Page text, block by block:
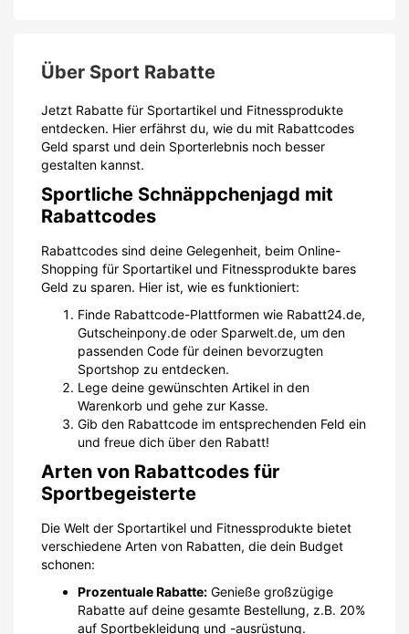
Über Sport Rabatte
Jetzt Rabatte für Sportartikel und Fitnessprodukte
entdecken. Hier erfährst du, wie du mit Rabattcodes
Geld sparst und dein Sporterlebnis noch besser
gestalten kannst.
Sportliche Schnäppchenjagd mit
Rabattcodes
Rabattcodes sind deine Gelegenheit, beim Online-
Shopping für Sportartikel und Fitnessprodukte bares
Geld zu sparen. Hier ist, wie es funktioniert:
Finde Rabattcode-Plattformen wie Rabatt24.de,
Gutscheinpony.de oder Sparwelt.de, um den
passenden Code für deinen bevorzugten
Sportshop zu entdecken.
Lege deine gewünschten Artikel in den
Warenkorb und gehe zur Kasse.
Gib den Rabattcode im entsprechenden Feld ein
und freue dich über den Rabatt!
Arten von Rabattcodes für
Sportbegeisterte
Die Welt der Sportartikel und Fitnessprodukte bietet
verschiedene Arten von Rabatten, die dein Budget
schonen:
Prozentuale Rabatte: Genieße großzügige
Rabatte auf deine gesamte Bestellung, z.B. 20%
auf Sportbekleidung und -ausrüstung.